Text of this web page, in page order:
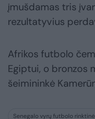
įmušdamas tris
rezultatyvius
Afrikos futbolo
Egiptui, o bronzos
šeimininkė
Senegalo vyrų futbolo rinktinė